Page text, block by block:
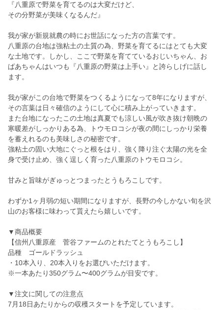
『八重原で野菜を育てるのは大変だけど、
その分野菜が美味くなるんだ』
我が家が新規就農の時にお世話になった方の言葉です。
八重原の台地は強粘土の土質の為、野菜を育てるにはとても大変
な土地です。しかし、ここで野菜を育てているおじいちゃん、お
ばあちゃんはいつも『八重原の野菜は上手い』と誇らしげに話し
ます。
我が家がこの台地で野菜をつくるようになって8年になりますが、
その言葉は日々確信のようにして心に積み上がっていきます。
また台地になったこの土地は真夏でも涼しい風が吹き抜け朝晩の
寒暖差がしっかりある為、トウモロコシが夜の間にしっかり栄養
を蓄えれるのも美味しさの秘密です。
強粘土の固い大地にぐっと根をはり、強く降り注ぐ太陽の光を全
身で受け止め、強く逞しく育った八重原のトウモロコシ。
甘みと旨味がぎゅっとつまったとうもろこしです。
わずか1ヶ月弱の短い期間になりますが、長野の今しかない旬を沢
山のお客様に味わって貰えたら嬉しいです。
▼商品概要
【信州八重原産 菅谷ファームのとれたてとうもろこし】
品種 ゴールドラッシュ
・10本入り、20本入りをお選びいただけます。
※一本あたり350グラム〜400グラムが目安です。
▼注文に関しての注意点
7月18日あたりからの収穫スタートを予定しています。